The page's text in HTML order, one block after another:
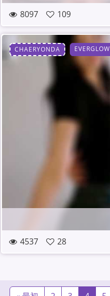
8097 109
CHAERYONDA EVERGLOW
4537 28